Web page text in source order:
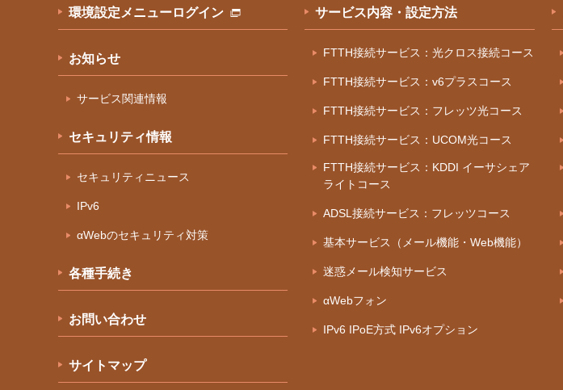
環境設定メニューログイン
お知らせ
サービス関連情報
セキュリティ情報
セキュリティニュース
IPv6
αWebのセキュリティ対策
各種手続き
お問い合わせ
サイトマップ
サービス内容・設定方法
FTTH接続サービス：光クロス接続コース
FTTH接続サービス：v6プラスコース
FTTH接続サービス：フレッツ光コース
FTTH接続サービス：UCOM光コース
FTTH接続サービス：KDDI イーサシェア
ライトコース
ADSL接続サービス：フレッツコース
基本サービス（メール機能・Web機能）
迷惑メール検知サービス
αWebフォン
IPv6 IPoE方式 IPv6オプション